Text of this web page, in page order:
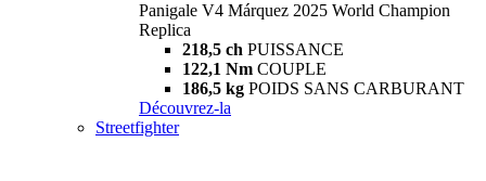
Panigale V4 Márquez 2025 World Champion
Replica
218,5 ch PUISSANCE
122,1 Nm COUPLE
186,5 kg POIDS SANS CARBURANT
Découvrez-la
Streetfighter